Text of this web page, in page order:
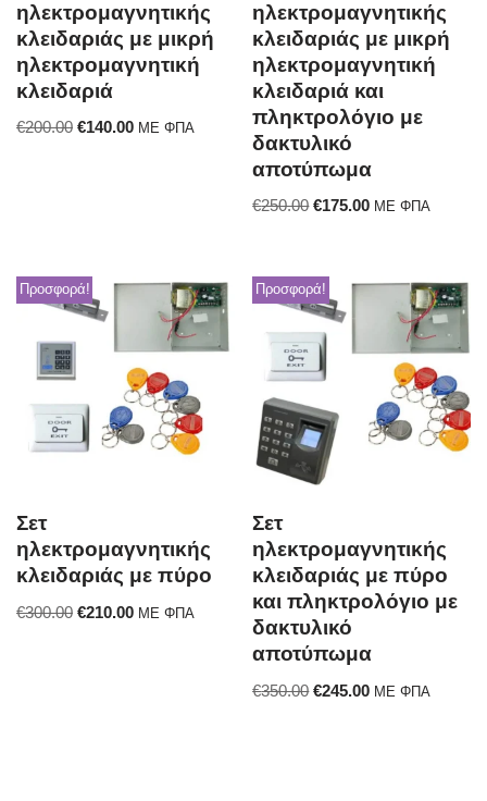
ηλεκτρομαγνητικής
κλειδαριάς με μικρή
ηλεκτρομαγνητική
κλειδαριά
€200.00 €140.00 ΜΕ ΦΠΑ
ηλεκτρομαγνητικής
κλειδαριάς με μικρή
ηλεκτρομαγνητική
κλειδαριά και
πληκτρολόγιο με
δακτυλικό
αποτύπωμα
€250.00 €175.00 ΜΕ ΦΠΑ
Προσφορά!
Σετ
ηλεκτρομαγνητικής
κλειδαριάς με πύρο
€300.00 €210.00 ΜΕ ΦΠΑ
Προσφορά!
Σετ
ηλεκτρομαγνητικής
κλειδαριάς με πύρο
και πληκτρολόγιο με
δακτυλικό
αποτύπωμα
€350.00 €245.00 ΜΕ ΦΠΑ